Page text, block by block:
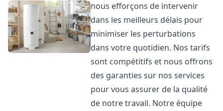
nous efforçons de intervenir
dans les meilleurs délais pour
minimiser les perturbations
dans votre quotidien. Nos tarifs
sont compétitifs et nous offrons
des garanties sur nos services
pour vous assurer de la qualité
de notre travail. Notre équipe